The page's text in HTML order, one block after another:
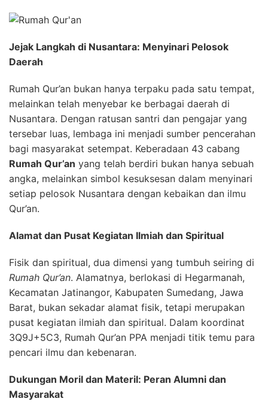
Jejak Langkah di Nusantara: Menyinari Pelosok
Daerah
Rumah Qur’an bukan hanya terpaku pada satu tempat,
melainkan telah menyebar ke berbagai daerah di
Nusantara. Dengan ratusan santri dan pengajar yang
tersebar luas, lembaga ini menjadi sumber pencerahan
bagi masyarakat setempat. Keberadaan 43 cabang
Rumah Qur’an yang telah berdiri bukan hanya sebuah
angka, melainkan simbol kesuksesan dalam menyinari
setiap pelosok Nusantara dengan kebaikan dan ilmu
Qur’an.
Alamat dan Pusat Kegiatan Ilmiah dan Spiritual
Fisik dan spiritual, dua dimensi yang tumbuh seiring di
Rumah Qur’an. Alamatnya, berlokasi di Hegarmanah,
Kecamatan Jatinangor, Kabupaten Sumedang, Jawa
Barat, bukan sekadar alamat fisik, tetapi merupakan
pusat kegiatan ilmiah dan spiritual. Dalam koordinat
3Q9J+5C3, Rumah Qur’an PPA menjadi titik temu para
pencari ilmu dan kebenaran.
Dukungan Moril dan Materil: Peran Alumni dan
Masyarakat